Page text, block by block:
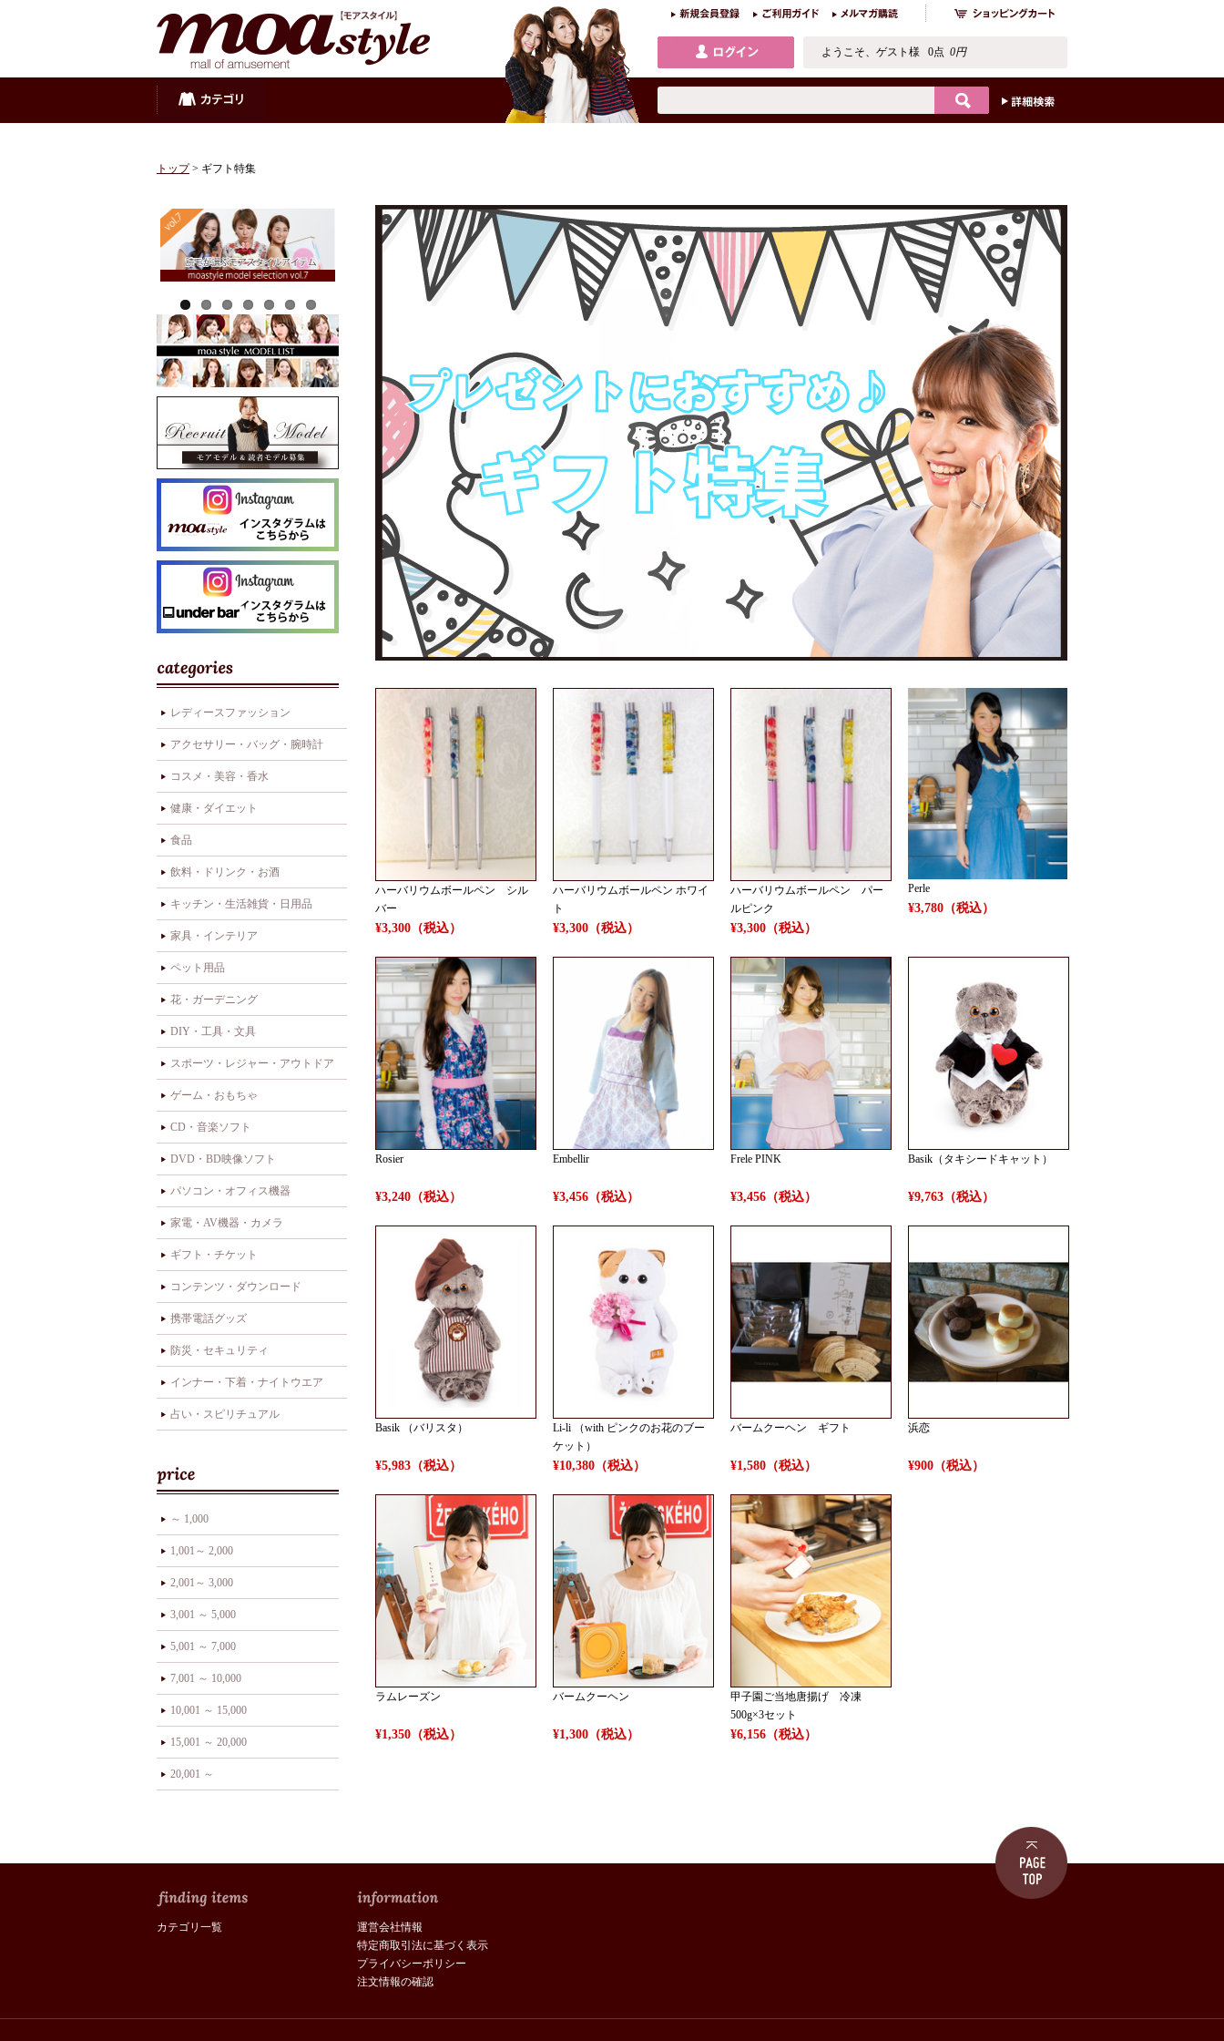
ようこそ、ゲスト様 0点 0円
トップ> ギフト特集
ハーバリウムボールペン シル
バー
¥3,300（税込）
ハーバリウムボールペン ホワイ
ト
¥3,300（税込）
ハーバリウムボールペン パー
ルピンク
¥3,300（税込）
Perle
¥3,780（税込）
Rosier
¥3,240（税込）
Embellir
¥3,456（税込）
Frele PINK
¥3,456（税込）
Basik（タキシードキャット）
¥9,763（税込）
Basik （バリスタ）
¥5,983（税込）
Li-li （with ピンクのお花のブー
ケット）
¥10,380（税込）
バームクーヘン ギフト
¥1,580（税込）
浜恋
¥900（税込）
ラムレーズン
¥1,350（税込）
バームクーヘン
¥1,300（税込）
甲子園ご当地唐揚げ 冷凍
500g×3セット
¥6,156（税込）
レディースファッション
アクセサリー・バッグ・腕時計
コスメ・美容・香水
健康・ダイエット
食品
飲料・ドリンク・お酒
キッチン・生活雑貨・日用品
家具・インテリア
ペット用品
花・ガーデニング
DIY・工具・文具
スポーツ・レジャー・アウトドア
ゲーム・おもちゃ
CD・音楽ソフト
DVD・BD映像ソフト
パソコン・オフィス機器
家電・AV機器・カメラ
ギフト・チケット
コンテンツ・ダウンロード
携帯電話グッズ
防災・セキュリティ
インナー・下着・ナイトウエア
占い・スピリチュアル
～ 1,000
1,001～ 2,000
2,001～ 3,000
3,001 ～ 5,000
5,001 ～ 7,000
7,001 ～ 10,000
10,001 ～ 15,000
15,001 ～ 20,000
20,001 ～
カテゴリ一覧
運営会社情報
特定商取引法に基づく表示
プライバシーポリシー
注文情報の確認